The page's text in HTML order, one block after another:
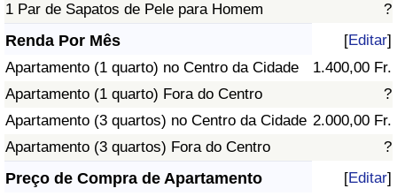
1 Par de Sapatos de Pele para Homem ?
Renda Por Mês [Editar]
Apartamento (1 quarto) no Centro da Cidade
1.400,00 Fr.
Apartamento (1 quarto) Fora do Centro
?
Apartamento (3 quartos) no Centro da Cidade 2.000,00 Fr.
Apartamento (3 quartos) Fora do Centro
?
Preço de Compra de Apartamento [Editar]